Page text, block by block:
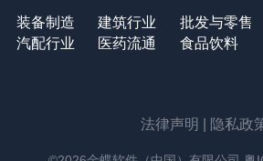
装备制造 建筑行业 批发与零售
汽配行业
医药流通 食品饮料
法律声明 隐私政